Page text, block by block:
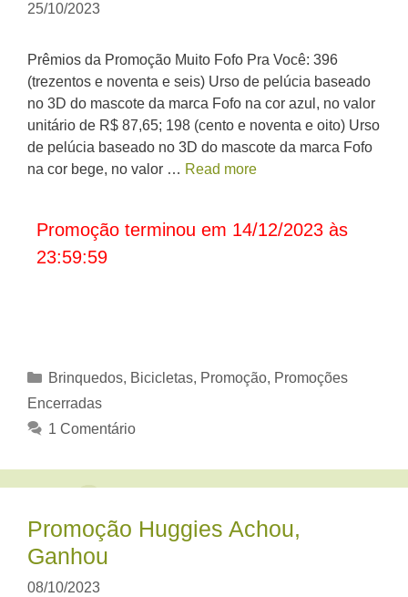
25/10/2023
Prêmios da Promoção Muito Fofo Pra Você: 396
(trezentos e noventa e seis) Urso de pelúcia baseado
no 3D do mascote da marca Fofo na cor azul, no valor
unitário de R$ 87,65; 198 (cento e noventa e oito) Urso
de pelúcia baseado no 3D do mascote da marca Fofo
na cor bege, no valor … Read more
Promoção terminou em 14/12/2023 às
23:59:59
Categorias
Brinquedos, Bicicletas, Promoção, Promoções
Encerradas
1 Comentário
Promoção Huggies Achou,
Ganhou
08/10/2023